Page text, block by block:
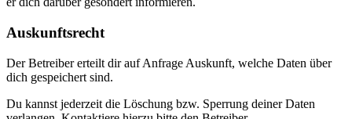
Auskunftsrecht
Der Betreiber erteilt dir auf Anfrage Auskunft, welche Daten über
dich gespeichert sind.
Du kannst jederzeit die Löschung bzw. Sperrung deiner Daten